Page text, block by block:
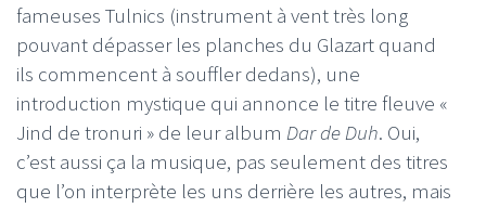
fameuses Tulnics (instrument à vent très long
pouvant dépasser les planches du Glazart quand
ils commencent à souffler dedans), une
introduction mystique qui annonce le titre fleuve «
Jind de tronuri » de leur album Dar de Duh. Oui,
c’est aussi ça la musique, pas seulement des titres
que l’on interprète les uns derrière les autres, mais